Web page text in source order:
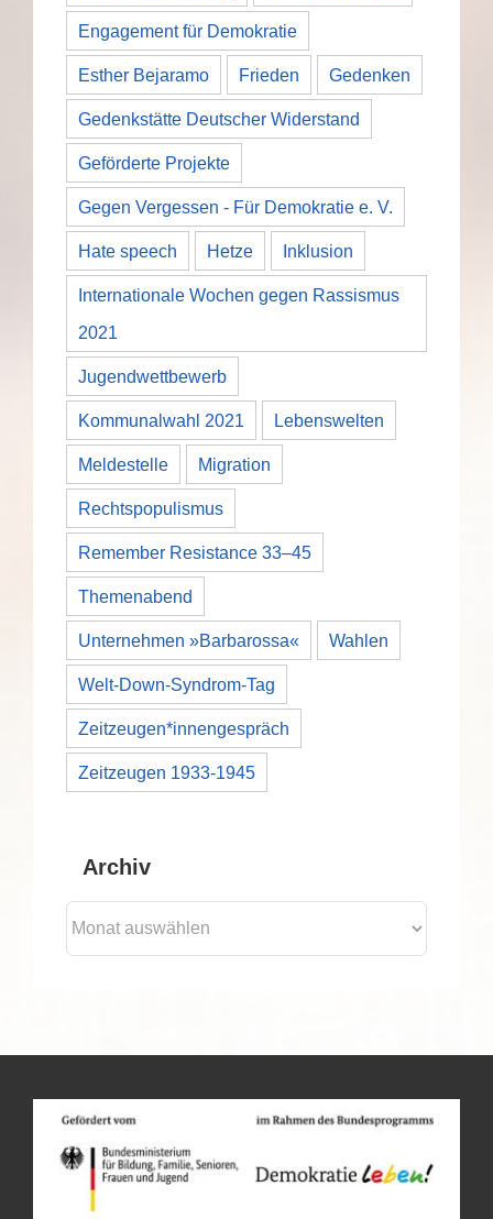
Engagement für Demokratie
Esther Bejaramo Frieden Gedenken
Gedenkstätte Deutscher Widerstand
Geförderte Projekte
Gegen Vergessen - Für Demokratie e. V.
Hate speech Hetze Inklusion
Internationale Wochen gegen Rassismus
2021
Jugendwettbewerb
Kommunalwahl 2021 Lebenswelten
Meldestelle Migration
Rechtspopulismus
Remember Resistance 33–45
Themenabend
Unternehmen »Barbarossa« Wahlen
Welt-Down-Syndrom-Tag
Zeitzeugen*innengespräch
Zeitzeugen 1933-1945
Archiv